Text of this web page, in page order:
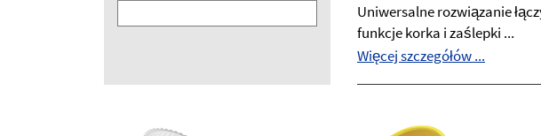
Uniwersalne rozwiązanie
funkcje korka i zaślepki ...
Więcej szczegółów ...